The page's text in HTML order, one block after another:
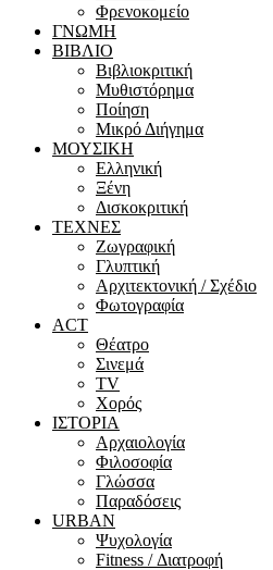
Φρενοκομείο
ΓΝΩΜΗ
ΒΙΒΛΙΟ
Βιβλιοκριτική
Μυθιστόρημα
Ποίηση
Μικρό Διήγημα
ΜΟΥΣΙΚΗ
Ελληνική
Ξένη
Δισκοκριτική
ΤΕΧΝΕΣ
Ζωγραφική
Γλυπτική
Αρχιτεκτονική / Σχέδιο
Φωτογραφία
ACT
Θέατρο
Σινεμά
ΤV
Χορός
ΙΣΤΟΡΙΑ
Αρχαιολογία
Φιλοσοφία
Γλώσσα
Παραδόσεις
URBAN
Ψυχολογία
Fitness / Διατροφή